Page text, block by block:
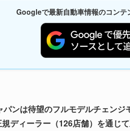
Googleで最新自動車情報のコンテ
パンは待望のフルモデルチェン
ディーラー（126店舗）を通じて